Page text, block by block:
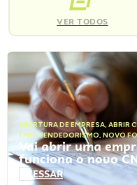
VER TODOS
ABERTURA DE EMPRESA, ABRIR
EMPREENDEDORISMO, NOVO
Vai abrir uma
funciona o novo
ACESSAR